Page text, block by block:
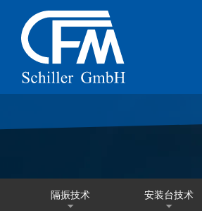
隔振技术 安装台技术